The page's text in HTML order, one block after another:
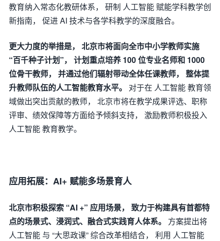
教育纳入常态化教研体系， 研制 人工智能 赋能学科教学创
新指南， 促进 AI 技术与各学科教学的深度融合。
更大力度的举措是， 北京市将面向全市中小学教师实施
“百千种子计划”， 计划重点培养 100 位专业名师和 1000
位骨干教师， 并通过他们辐射带动全体任课教师， 整体提
升教师队伍的人工智能教育水平。
对于在 人工智能 教育领
域做出突出贡献的教师， 北京市将在教学成果评选、职称
评审、绩效保障等方面给予倾斜支持， 激励教师积极投入
人工智能 教育教学。
应用拓展：AI+ 赋能多场景育人
北京市积极探索 “AI +” 应用场景， 致力于构建具有首都特
点的场景式、浸润式、融合式实践育人体系。
方案提出将
人工智能 与 “大思政课” 综合改革相结合， 利用 人工智能